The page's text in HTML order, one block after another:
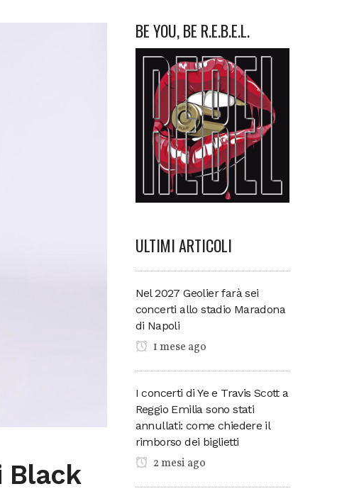
Black
BE YOU, BE R.E.B.E.L.
ULTIMI ARTICOLI
Nel 2027 Geolier farà sei
concerti allo stadio Maradona
di Napoli
1 mese ago
I concerti di Ye e Travis Scott a
Reggio Emilia sono stati
annullati: come chiedere il
rimborso dei biglietti
2 mesi ago